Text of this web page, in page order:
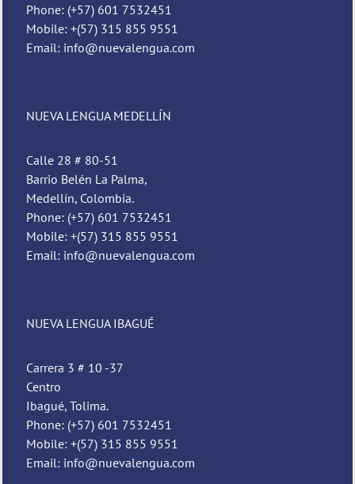
Phone: (+57) 601 7532451
Mobile: +(57) 315 855 9551
Email: info@nuevalengua.com
NUEVA LENGUA MEDELLÍN
Calle 28 # 80-51
Barrio Belén La Palma,
Medellín, Colombia.
Phone: (+57) 601 7532451
Mobile: +(57) 315 855 9551
Email: info@nuevalengua.com
NUEVA LENGUA IBAGUÉ
Carrera 3 # 10 -37
Centro
Ibagué, Tolima.
Phone: (+57) 601 7532451
Mobile: +(57) 315 855 9551
Email: info@nuevalengua.com